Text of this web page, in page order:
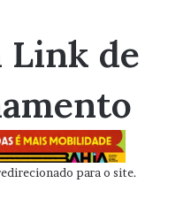
Link de
para o site.